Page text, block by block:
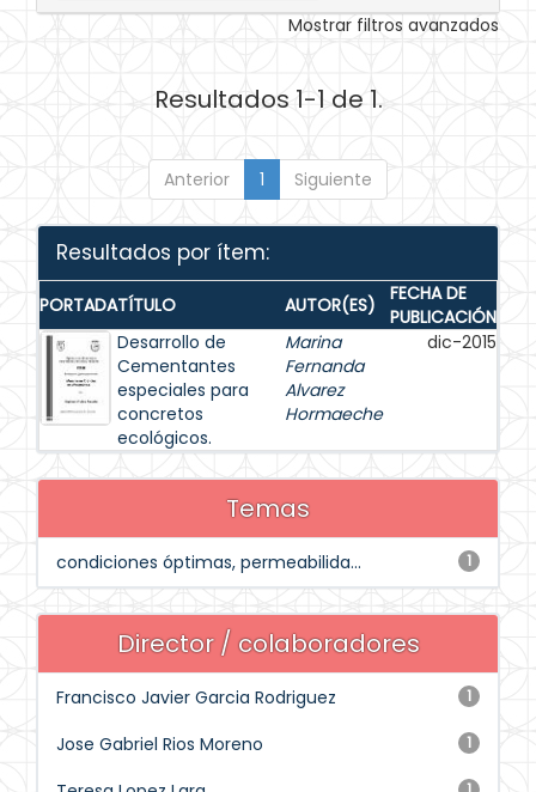
Mostrar filtros avanzados
Resultados 1-1 de 1.
Anterior 1 Siguiente
Resultados por ítem:
PORTADATÍTULO AUTOR(ES)
FECHA DE
PUBLICACIÓN
Desarrollo de
Cementantes
especiales para
concretos
ecológicos.
Marina
Fernanda
Alvarez
Hormaeche
dic-2015
Temas
1
condiciones óptimas, permeabilida...
Director / colaboradores
1
Francisco Javier Garcia Rodriguez
1
Jose Gabriel Rios Moreno